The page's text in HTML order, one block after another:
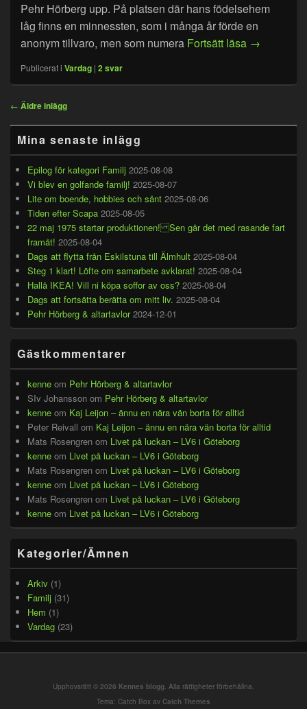
Pehr Hörberg upp. På platsen där hans födelsehem
låg finns en minnessten, som i många år förde en
anonym tillvaro, men som numera Fortsätt läsa Pehr
→
Publicerat i Vardag | 2 svar
Inläggsnavigering
← Äldre inlägg
sidofältet
Widget
område
Mina senaste inlägg
Epilog för kategori Familj 2025-08-08
Vi blev en golfande familj! 2025-08-07
Lite om boende, hobbies och sånt 2025-08-06
Tiden efter Scapa 2025-08-05
22 maj 1975 startar produktionen! Sen går det med rasande fart
framåt! 2025-08-04
Dags att flytta från Eskilstuna till Älmhult 2025-08-04
Steg 1 klart! Löfte om samarbete avklarat! 2025-08-04
Hallå IKEA! Vill ni köpa soffor av oss? 2025-08-04
Dags att fortsätta berätta om mitt liv. 2025-08-04
Pehr Hörberg & altartavlor 2024-12-01
Gästkommentarer
kenne om Pehr Hörberg & altartavlor
SIv Johansson om Pehr Hörberg & altartavlor
kenne om Kaj Leijon – ännu en nära vän borta för alltid
Peter Reivall om Kaj Leijon – ännu en nära vän borta för alltid
Mats Rosengren om Livet på luckan – LV6 i Göteborg
kenne om Livet på luckan – LV6 i Göteborg
Mats Rosengren om Livet på luckan – LV6 i Göteborg
kenne om Livet på luckan – LV6 i Göteborg
Mats Rosengren om Livet på luckan – LV6 i Göteborg
kenne om Livet på luckan – LV6 i Göteborg
Kategorier/Ämnen
Arkiv (1)
Familj (31)
Hem (1)
Vardag (23)
Upphovsrätt © 2026 Kennes blogg . Alla rättigheter förbehållna.
Tema: Catch Box av Catch Themes